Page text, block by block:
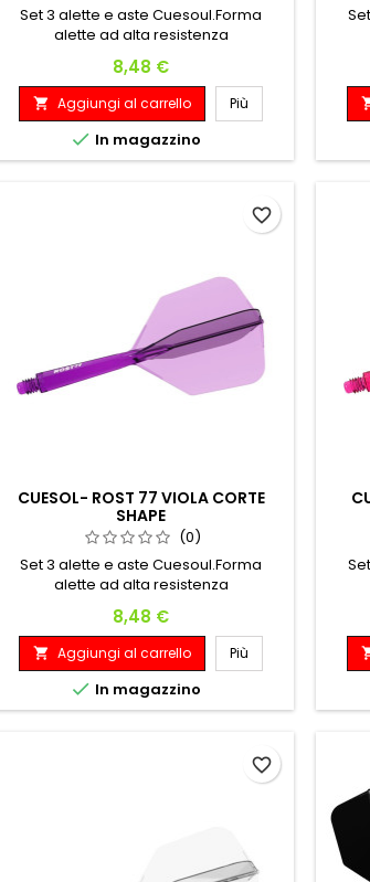
Set 3 alette e aste Cuesoul.Forma
alette ad alta resistenza
Prezzo
8,48 €
 Aggiungi al carrello Più
 In magazzino
CUESOL- ROST 77 VIOLA CORTE
SHAPE
(0)
Set 3 alette e aste Cuesoul.Forma
alette ad alta resistenza
Prezzo
8,48 €
 Aggiungi al carrello Più
 In magazzino
favorite_border
favorite_border